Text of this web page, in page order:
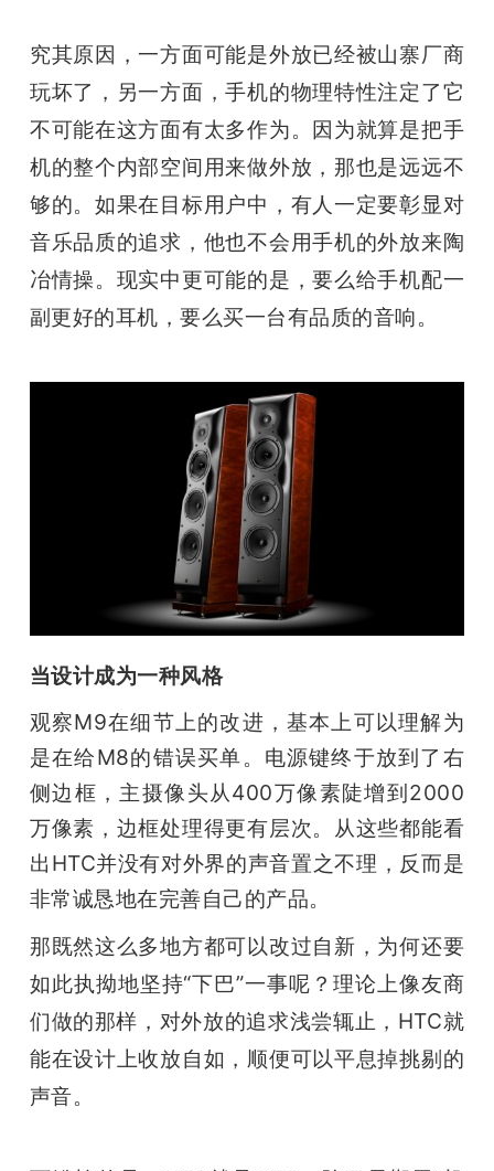
究其原因，一方面可能是外放已经被山寨厂商
玩坏了，另一方面，手机的物理特性注定了它
不可能在这方面有太多作为。因为就算是把手
机的整个内部空间用来做外放，那也是远远不
够的。如果在目标用户中，有人一定要彰显对
音乐品质的追求，他也不会用手机的外放来陶
冶情操。现实中更可能的是，要么给手机配一
副更好的耳机，要么买一台有品质的音响。
当设计成为一种风格
观察M9在细节上的改进，基本上可以理解为
是在给M8的错误买单。电源键终于放到了右
侧边框，主摄像头从400万像素陡增到2000
万像素，边框处理得更有层次。从这些都能看
出HTC并没有对外界的声音置之不理，反而是
非常诚恳地在完善自己的产品。
那既然这么多地方都可以改过自新，为何还要
如此执拗地坚持“下巴”一事呢？理论上像友商
们做的那样，对外放的追求浅尝辄止，HTC就
能在设计上收放自如，顺便可以平息掉挑剔的
声音。